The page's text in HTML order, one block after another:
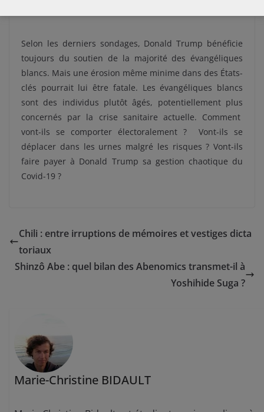
Selon les derniers sondages, Donald Trump bénéficie
toujours du soutien de la majorité des évangéliques
blancs. Mais une érosion même minime dans des États-
clés pourrait lui être fatale. Les évangéliques blancs
sont des individus plutôt âgés, potentiellement plus
concernés par la crise sanitaire actuelle. Comment
vont-ils se comporter électoralement ? Vont-ils se
déplacer dans les urnes malgré les risques ? Vont-ils
faire payer à Donald Trump sa gestion chaotique du
Covid-19 ?
Chili : entre irruptions de mémoires et vestiges dicta
toriaux
Shinzô Abe : quel bilan des Abenomics transmet-il à
Yoshihide Suga ?
Marie-Christine BIDAULT